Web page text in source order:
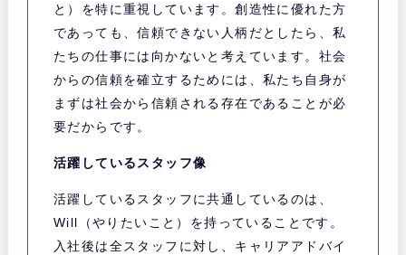
と）を特に重視しています。創造性に優れた方
であっても、信頼できない人柄だとしたら、私
たちの仕事には向かないと考えています。社会
からの信頼を確立するためには、私たち自身が
まずは社会から信頼される存在であることが必
要だからです。
活躍しているスタッフ像
活躍しているスタッフに共通しているのは、
Will（やりたいこと）を持っていることです。
入社後は全スタッフに対し、キャリアアドバイ